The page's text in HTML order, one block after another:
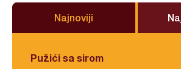
Najnoviji
Pužići sa sirom